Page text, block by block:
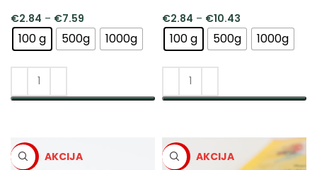
€2.84 – €7.59
100 g 500g 1000g
€2.84 – €10.43
100 g 500g 1000g
-5% -5%